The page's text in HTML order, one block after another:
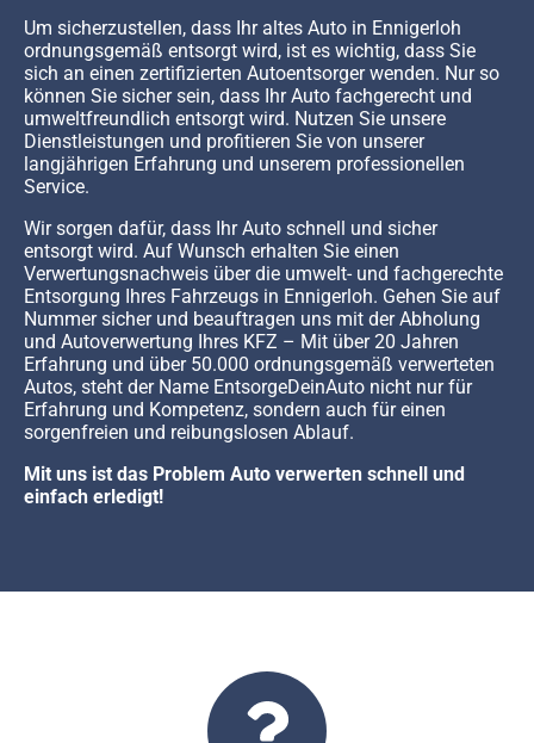
Um sicherzustellen, dass Ihr altes Auto in Ennigerloh
ordnungsgemäß entsorgt wird, ist es wichtig, dass Sie
sich an einen zertifizierten Autoentsorger wenden. Nur so
können Sie sicher sein, dass Ihr Auto fachgerecht und
umweltfreundlich entsorgt wird. Nutzen Sie unsere
Dienstleistungen und profitieren Sie von unserer
langjährigen Erfahrung und unserem professionellen
Service.
Wir sorgen dafür, dass Ihr Auto schnell und sicher
entsorgt wird. Auf Wunsch erhalten Sie einen
Verwertungsnachweis über die umwelt- und fachgerechte
Entsorgung Ihres Fahrzeugs in Ennigerloh. Gehen Sie auf
Nummer sicher und beauftragen uns mit der Abholung
und Autoverwertung Ihres KFZ – Mit über 20 Jahren
Erfahrung und über 50.000 ordnungsgemäß verwerteten
Autos, steht der Name EntsorgeDeinAuto nicht nur für
Erfahrung und Kompetenz, sondern auch für einen
sorgenfreien und reibungslosen Ablauf.
Mit uns ist das Problem Auto verwerten schnell und
einfach erledigt!